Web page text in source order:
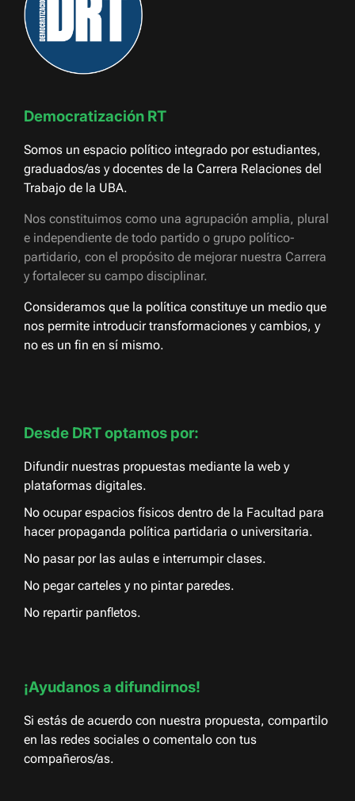
Democratización RT
Somos un espacio político integrado por estudiantes,
graduados/as y docentes de la Carrera Relaciones del
Trabajo de la UBA.
Nos constituimos como una agrupación amplia, plural
e independiente de todo partido o grupo político-
partidario, con el propósito de mejorar nuestra Carrera
y fortalecer su campo disciplinar.
Consideramos que la política constituye un medio que
nos permite introducir transformaciones y cambios, y
no es un fin en sí mismo.
Desde DRT optamos por:
Difundir nuestras propuestas mediante la web y
plataformas digitales.
No ocupar espacios físicos dentro de la Facultad para
hacer propaganda política partidaria o universitaria.
No pasar por las aulas e interrumpir clases.
No pegar carteles y no pintar paredes.
No repartir panfletos.
¡Ayudanos a difundirnos!
Si estás de acuerdo con nuestra propuesta, compartilo
en las redes sociales o comentalo con tus
compañeros/as.